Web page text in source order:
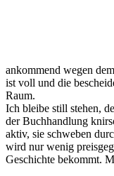
ankommend wegen
ist voll und die
Raum.
Ich bleibe still stehen,
der Buchhandlung
aktiv, sie schweben
wird nur wenig
Geschichte bekommt.